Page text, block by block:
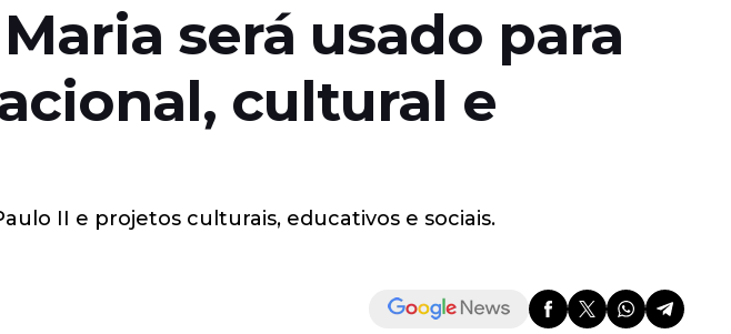
será usado para
cultural e
II e projetos culturais, educativos e sociais.